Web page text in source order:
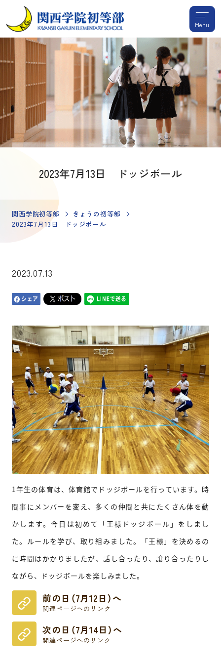
Menu
2023年7月13日 ドッジボール
関西学院初等部
きょうの初等部
2023年7月13日 ドッジボール
2023.07.13
1年生の体育は、体育館でドッジボールを行っています。時
間事にメンバーを変え、多くの仲間と共にたくさん体を動
かします。今日は初めて「王様ドッジボール」をしまし
た。ルールを学び、取り組みました。「王様」を決めるの
に時間はかかりましたが、話し合ったり、譲り合ったりし
ながら、ドッジボールを楽しみました。
前の日（7月12日）へ
関連ページへのリンク
次の日（7月14日）へ
関連ページへのリンク